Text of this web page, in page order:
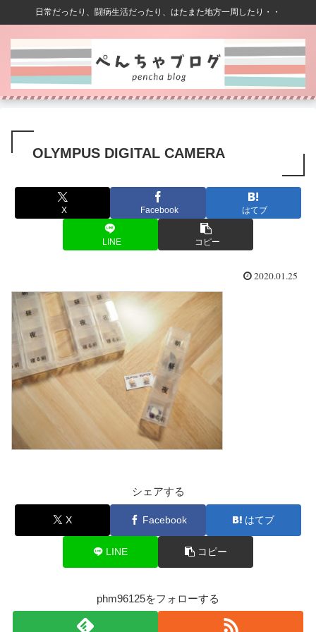
日常だったり、闘病生活だったり、はたまた地方一周したり・・
OLYMPUS DIGITAL CAMERA
X Facebook はてブ
LINE コピー
2020.01.25
シェアする
X Facebook はてブ
LINE コピー
phm96125をフォローする